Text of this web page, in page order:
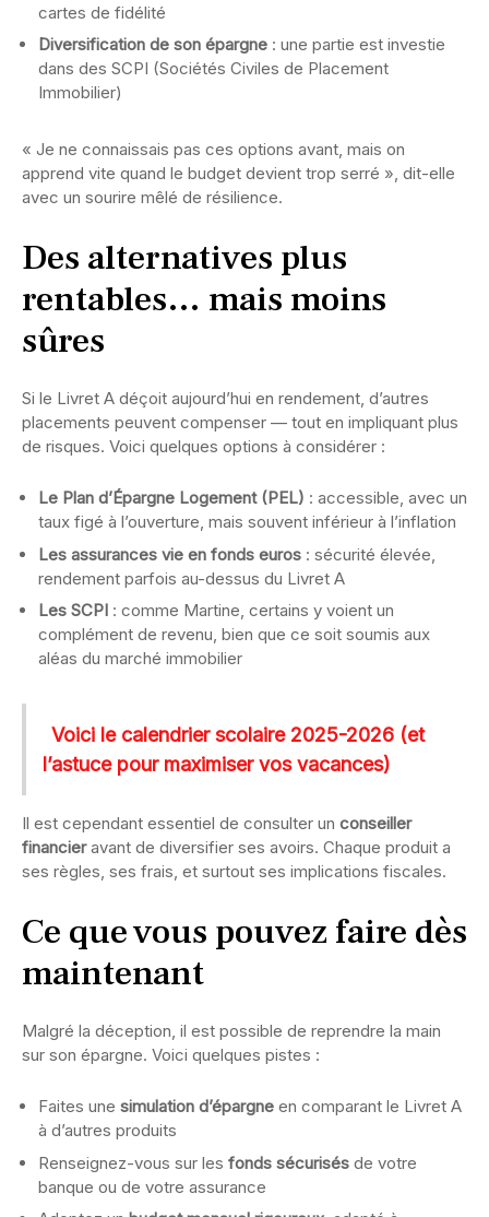
cartes de fidélité
Diversification de son épargne : une partie est investie
dans des SCPI (Sociétés Civiles de Placement
Immobilier)
« Je ne connaissais pas ces options avant, mais on
apprend vite quand le budget devient trop serré », dit-elle
avec un sourire mêlé de résilience.
Des alternatives plus
rentables… mais moins
sûres
Si le Livret A déçoit aujourd’hui en rendement, d’autres
placements peuvent compenser — tout en impliquant plus
de risques. Voici quelques options à considérer :
Le Plan d’Épargne Logement (PEL) : accessible, avec un
taux figé à l’ouverture, mais souvent inférieur à l’inflation
Les assurances vie en fonds euros : sécurité élevée,
rendement parfois au-dessus du Livret A
Les SCPI : comme Martine, certains y voient un
complément de revenu, bien que ce soit soumis aux
aléas du marché immobilier
Voici le calendrier scolaire 2025-2026 (et
l’astuce pour maximiser vos vacances)
Il est cependant essentiel de consulter un conseiller
financieravant de diversifier ses avoirs. Chaque produit a
ses règles, ses frais, et surtout ses implications fiscales.
Ce que vous pouvez faire dès
maintenant
Malgré la déception, il est possible de reprendre la main
sur son épargne. Voici quelques pistes :
Faites une simulation d’épargne en comparant le Livret A
à d’autres produits
Renseignez-vous sur les fonds sécurisés de votre
banque ou de votre assurance